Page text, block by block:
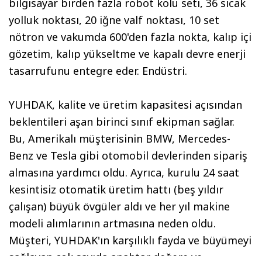
yolluk noktası, 20 iğne valf noktası, 10 set
nötron ve vakumda 600'den fazla nokta, kalıp içi
gözetim, kalıp yükseltme ve kapalı devre enerji
tasarrufunu entegre eder. Endüstri.
YUHDAK, kalite ve üretim kapasitesi açısından
beklentileri aşan birinci sınıf ekipman sağlar.
Bu, Amerikalı müşterisinin BMW, Mercedes-
Benz ve Tesla gibi otomobil devlerinden sipariş
almasına yardımcı oldu. Ayrıca, kurulu 24 saat
kesintisiz otomatik üretim hattı (beş yıldır
çalışan) büyük övgüler aldı ve her yıl makine
modeli alımlarının artmasına neden oldu.
Müşteri, YUHDAK'ın karşılıklı fayda ve büyümeyi